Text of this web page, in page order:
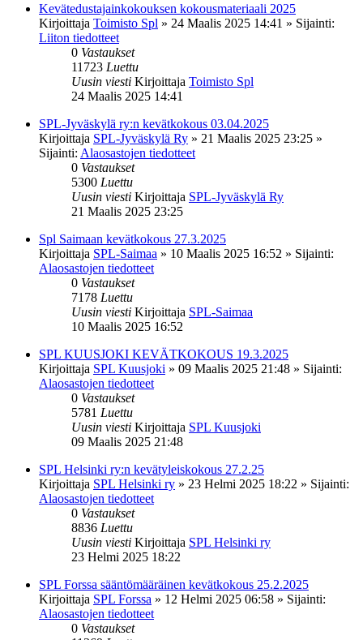
Kevätedustajainkokouksen kokousmateriaali 2025
Kirjoittaja Toimisto Spl » 24 Maalis 2025 14:41 » Sijainti:
Liiton tiedotteet
0 Vastaukset
11723 Luettu
Uusin viesti Kirjoittaja Toimisto Spl
24 Maalis 2025 14:41
SPL-Jyväskylä ry:n kevätkokous 03.04.2025
Kirjoittaja SPL-Jyväskylä Ry » 21 Maalis 2025 23:25 »
Sijainti: Alaosastojen tiedotteet
0 Vastaukset
5300 Luettu
Uusin viesti Kirjoittaja SPL-Jyväskylä Ry
21 Maalis 2025 23:25
Spl Saimaan kevätkokous 27.3.2025
Kirjoittaja SPL-Saimaa » 10 Maalis 2025 16:52 » Sijainti:
Alaosastojen tiedotteet
0 Vastaukset
7178 Luettu
Uusin viesti Kirjoittaja SPL-Saimaa
10 Maalis 2025 16:52
SPL KUUSJOKI KEVÄTKOKOUS 19.3.2025
Kirjoittaja SPL Kuusjoki » 09 Maalis 2025 21:48 » Sijainti:
Alaosastojen tiedotteet
0 Vastaukset
5781 Luettu
Uusin viesti Kirjoittaja SPL Kuusjoki
09 Maalis 2025 21:48
SPL Helsinki ry:n kevätyleiskokous 27.2.25
Kirjoittaja SPL Helsinki ry » 23 Helmi 2025 18:22 » Sijainti:
Alaosastojen tiedotteet
0 Vastaukset
8836 Luettu
Uusin viesti Kirjoittaja SPL Helsinki ry
23 Helmi 2025 18:22
SPL Forssa sääntömääräinen kevätkokous 25.2.2025
Kirjoittaja SPL Forssa » 12 Helmi 2025 06:58 » Sijainti:
Alaosastojen tiedotteet
0 Vastaukset